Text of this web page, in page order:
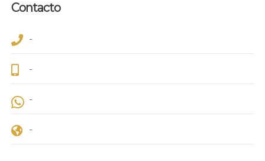
Contacto
-
-
-
-